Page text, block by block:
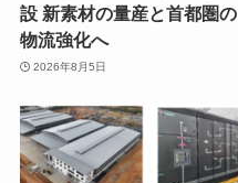
設 新素材の量産と首都圏の
物流強化へ
2026年8月5日